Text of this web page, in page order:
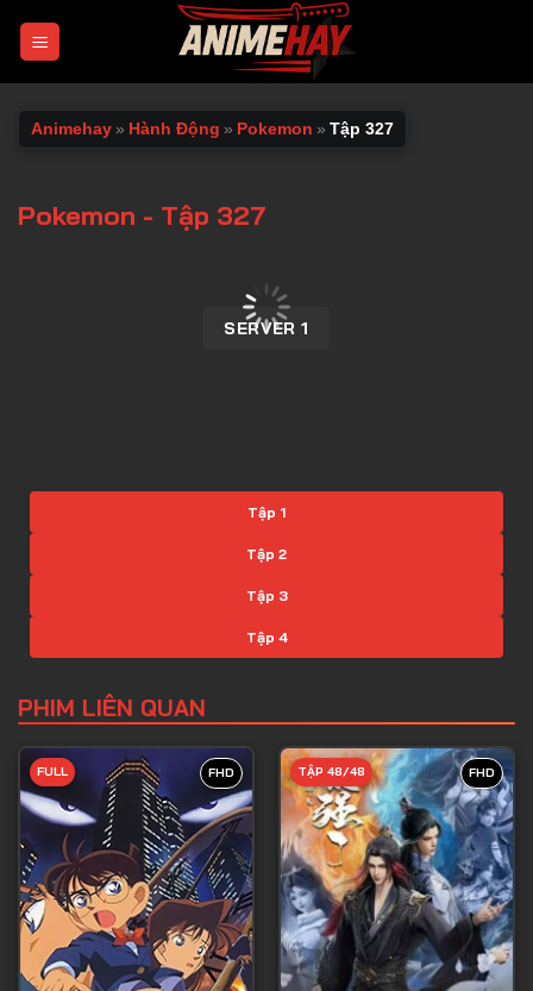
Animehay » Hành Động » Pokemon » Tập 327
Pokemon - Tập 327
SERVER 1
Tập 1
Tập 2
Tập 3
Tập 4
Tập 6
Tập 7
Tập 8
Tập 9
Tập 10
Tập 11
Tập 12
PHIM LIÊN QUAN
FHD
FULL FHD
TẬP 48/48